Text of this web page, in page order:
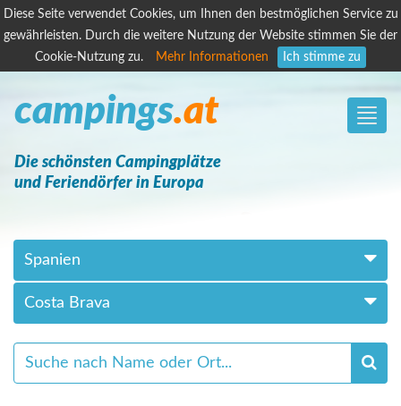
Diese Seite verwendet Cookies, um Ihnen den bestmöglichen Service zu
gewährleisten. Durch die weitere Nutzung der Website stimmen Sie der
Cookie-Nutzung zu.
Mehr Informationen Ich stimme zu
Toggle
campings.at
Die schönsten Campingplätze
und Feriendörfer in Europa
Spanien
Costa Brava